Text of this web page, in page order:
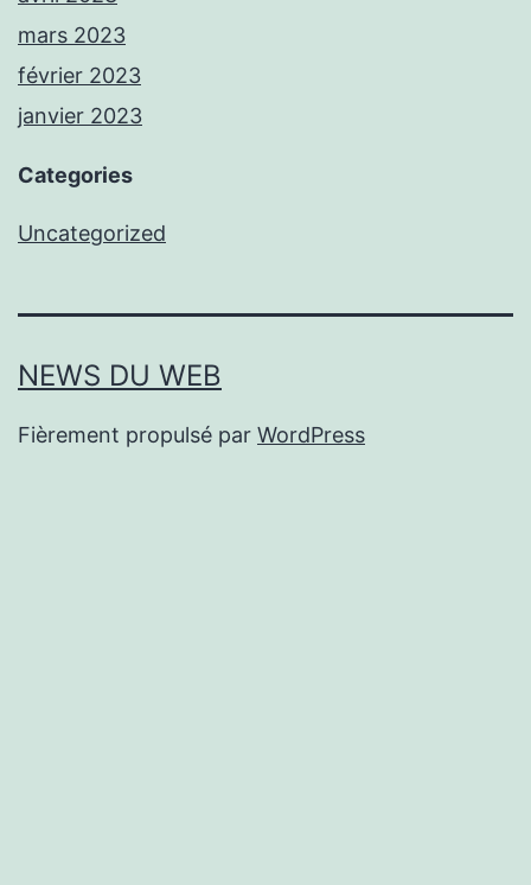
mars 2023
février 2023
janvier 2023
Categories
Uncategorized
NEWS DU WEB
Fièrement propulsé par WordPress